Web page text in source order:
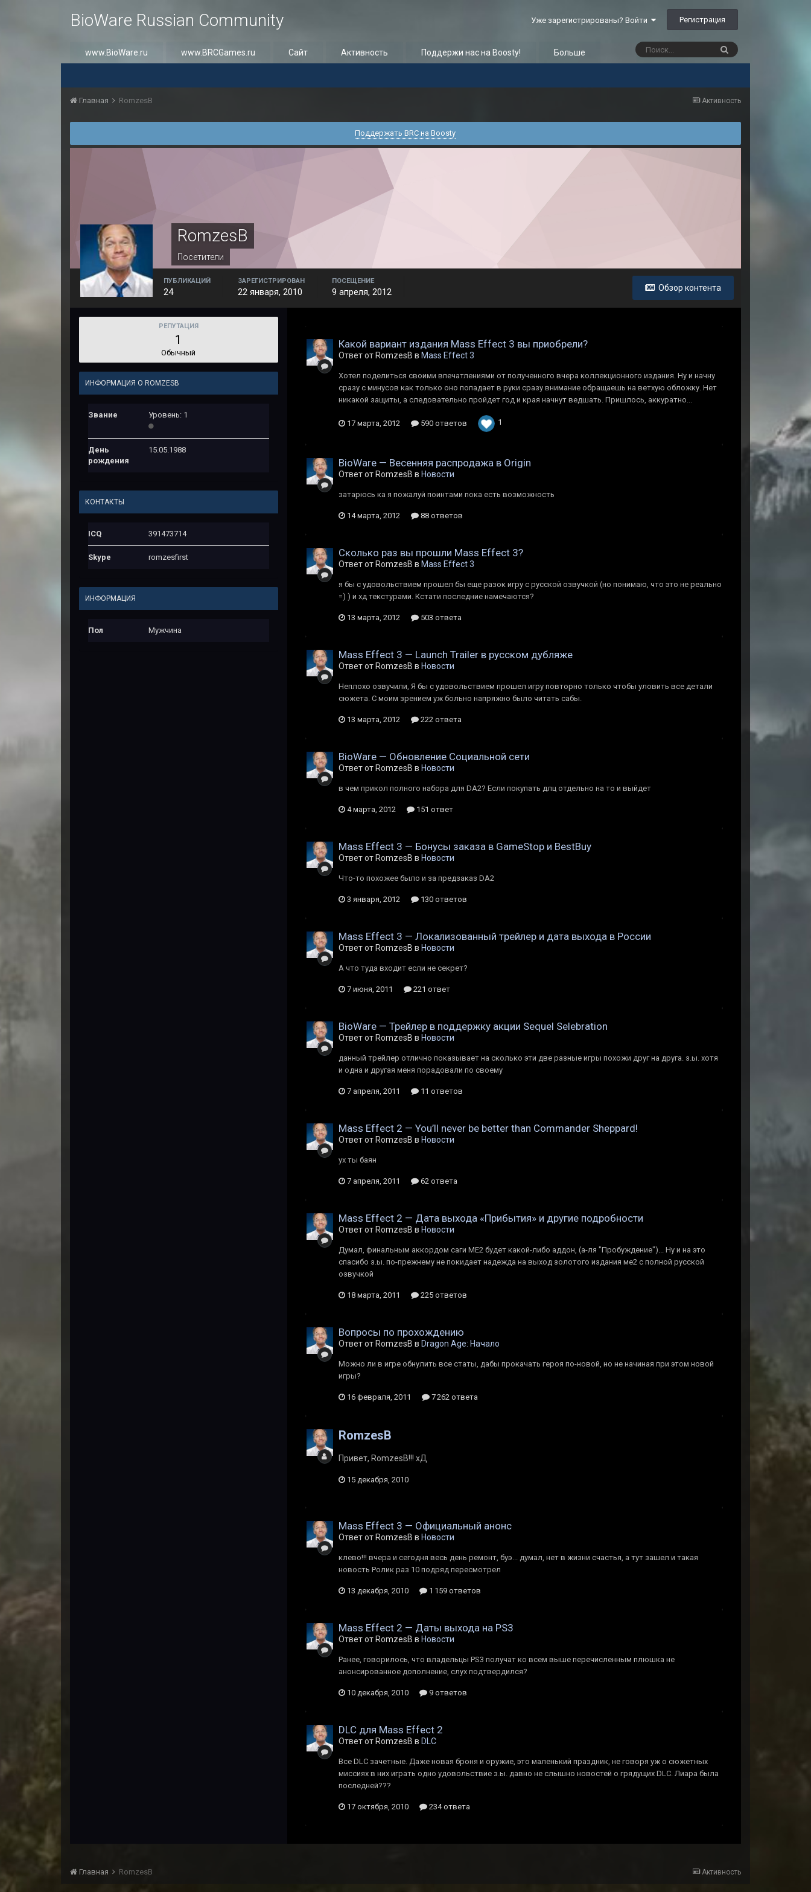
BioWare Russian Community Уже зарегистрированы? Войти Регистрация
www.BioWare.ru www.BRCGames.ru Сайт Активность Поддержи нас на Boosty! Больше
Активность
Главная RomzesB
Поддержать BRC на Boosty
RomzesB
Посетители
Обзор контента
ПУБЛИКАЦИЙ
24
ЗАРЕГИСТРИРОВАН
22 января, 2010
ПОСЕЩЕНИЕ
9 апреля, 2012
РЕПУТАЦИЯ
1
Обычный
ИНФОРМАЦИЯ О ROMZESB
Звание Уровень: 1
День
рождения
15.05.1988
КОНТАКТЫ
ICQ 391473714
Skype romzesfirst
ИНФОРМАЦИЯ
Пол Мужчина
Какой вариант издания Mass Effect 3 вы приобрели?
Ответ от RomzesB в Mass Effect 3
Хотел поделиться своими впечатлениями от полученного вчера коллекционного издания. Ну и начну
сразу с минусов как только оно попадает в руки сразу внимание обращаешь на ветхую обложку. Нет
никакой защиты, а следовательно пройдет год и края начнут ведшать. Пришлось, аккуратно...
17 марта, 2012 590 ответов 1
BioWare — Весенняя распродажа в Origin
Ответ от RomzesB в Новости
затарюсь ка я пожалуй поинтами пока есть возможность
14 марта, 2012 88 ответов
Сколько раз вы прошли Mass Effect 3?
Ответ от RomzesB в Mass Effect 3
я бы с удовольствием прошел бы еще разок игру с русской озвучкой (но понимаю, что это не реально
=) ) и хд текстурами. Кстати последние намечаются?
13 марта, 2012 503 ответа
Mass Effect 3 — Launch Trailer в русском дубляже
Ответ от RomzesB в Новости
Неплохо озвучили, Я бы с удовольствием прошел игру повторно только чтобы уловить все детали
сюжета. С моим зрением уж больно напряжно было читать сабы.
13 марта, 2012 222 ответа
BioWare — Обновление Социальной сети
Ответ от RomzesB в Новости
в чем прикол полного набора для DA2? Если покупать длц отдельно на то и выйдет
4 марта, 2012 151 ответ
Mass Effect 3 — Бонусы заказа в GameStop и BestBuy
Ответ от RomzesB в Новости
Что-то похожее было и за предзаказ DA2
3 января, 2012 130 ответов
Mass Effect 3 — Локализованный трейлер и дата выхода в России
Ответ от RomzesB в Новости
А что туда входит если не секрет?
7 июня, 2011 221 ответ
BioWare — Трейлер в поддержку акции Sequel Selebration
Ответ от RomzesB в Новости
данный трейлер отлично показывает на сколько эти две разные игры похожи друг на друга. з.ы. хотя
и одна и другая меня порадовали по своему
7 апреля, 2011 11 ответов
Mass Effect 2 — You’ll never be better than Commander Sheppard!
Ответ от RomzesB в Новости
ух ты баян
7 апреля, 2011 62 ответа
Mass Effect 2 — Дата выхода «Прибытия» и другие подробности
Ответ от RomzesB в Новости
Думал, финальным аккордом саги МЕ2 будет какой-либо аддон, (а-ля "Пробуждение")... Ну и на это
спасибо з.ы. по-прежнему не покидает надежда на выход золотого издания ме2 с полной русской
озвучкой
18 марта, 2011 225 ответов
Вопросы по прохождению
Ответ от RomzesB в Dragon Age: Начало
Можно ли в игре обнулить все статы, дабы прокачать героя по-новой, но не начиная при этом новой
игры?
16 февраля, 2011 7 262 ответа
RomzesB
Привет, RomzesB!!! хД
15 декабря, 2010
Mass Effect 3 — Официальный анонс
Ответ от RomzesB в Новости
клево!!! вчера и сегодня весь день ремонт, буэ... думал, нет в жизни счастья, а тут зашел и такая
новость Ролик раз 10 подряд пересмотрел
13 декабря, 2010 1 159 ответов
Mass Effect 2 — Даты выхода на PS3
Ответ от RomzesB в Новости
Ранее, говорилось, что владельцы PS3 получат ко всем выше перечисленным плюшка не
анонсированное дополнение, слух подтвердился?
10 декабря, 2010 9 ответов
DLC для Mass Effect 2
Ответ от RomzesB в DLC
Все DLC зачетные. Даже новая броня и оружие, это маленький праздник, не говоря уж о сюжетных
миссиях в них играть одно удовольствие з.ы. давно не слышно новостей о грядущих DLC. Лиара была
последней???
17 октября, 2010 234 ответа
Активность
Главная RomzesB